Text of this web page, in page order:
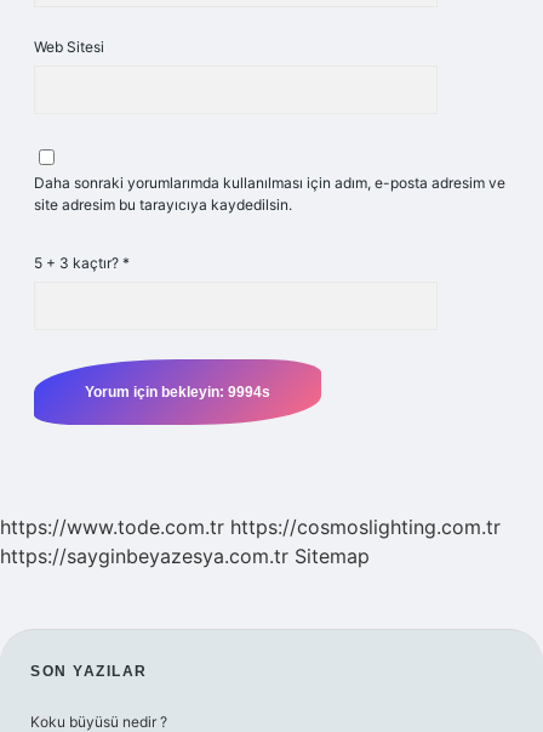
Web Sitesi
Daha sonraki yorumlarımda kullanılması için adım, e-posta adresim ve
site adresim bu tarayıcıya kaydedilsin.
5 + 3 kaçtır? *
https://www.tode.com.tr https://cosmoslighting.com.tr
https://sayginbeyazesya.com.tr Sitemap
SIDEBAR
SON YAZILAR
Koku büyüsü nedir ?